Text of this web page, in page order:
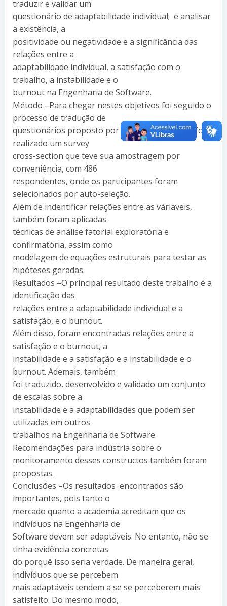
traduzir e validar um
questionário de adaptabilidade individual; e analisar
a existência, a
positividade ou negatividade e a significância das
relações entre a
adaptabilidade individual, a satisfação com o
trabalho, a instabilidade e o
burnout na Engenharia de Software.
Método –Para chegar nestes objetivos foi seguido o
processo de tradução de
questionários proposto por Dias-Jr. Além disso, foi
realizado um survey
cross-section que teve sua amostragem por
conveniência, com 486
respondentes, onde os participantes foram
selecionados por auto-seleção.
Além de indentificar relações entre as váriaveis,
também foram aplicadas
técnicas de análise fatorial exploratória e
confirmatória, assim como
modelagem de equações estruturais para testar as
hipóteses geradas.
Resultados –O principal resultado deste trabalho é a
identificação das
relações entre a adaptabilidade individual e a
satisfação, e o burnout.
Além disso, foram encontradas relações entre a
satisfação e o burnout, a
instabilidade e a satisfação e a instabilidade e o
burnout. Ademais, também
foi traduzido, desenvolvido e validado um conjunto
de escalas sobre a
instabilidade e a adaptabilidades que podem ser
utilizadas em outros
trabalhos na Engenharia de Software.
Recomendações para indústria sobre o
monitoramento desses constructos também foram
propostas.
Conclusões –Os resultados encontrados são
importantes, pois tanto o
mercado quanto a academia acreditam que os
indivíduos na Engenharia de
Software devem ser adaptáveis. No entanto, não se
tinha evidência concretas
do porquê isso seria verdade. De maneira geral,
indivíduos que se percebem
mais adaptáveis tendem a se se perceberem mais
satisfeito. Do mesmo modo,